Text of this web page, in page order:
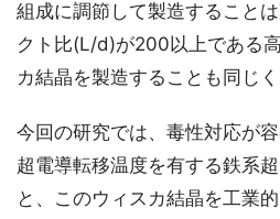
組成に調節して製造すること
クト比(L/d)が200以上である
カ結晶を製造することも同じく
今回の研究では、毒性対応が
超電導転移温度を有する鉄系
と、このウィスカ結晶を工業